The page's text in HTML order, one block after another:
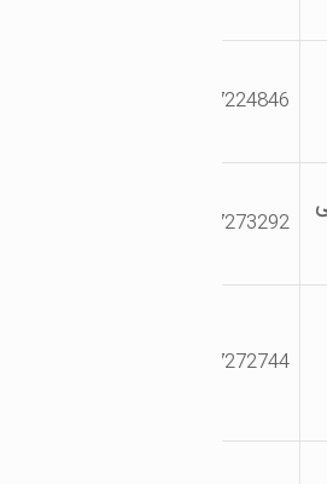
3527224846
3527273292
3527272744